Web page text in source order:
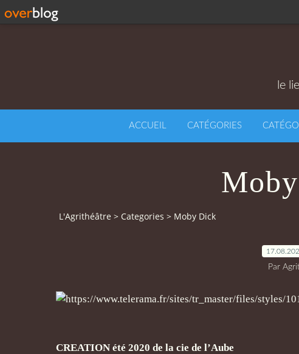
le
ACCUEIL CATÉGORIES
L'Agrithéâtre > Categories > Moby Dick
Par
CREATION été 2020 de la cie de l’Aube